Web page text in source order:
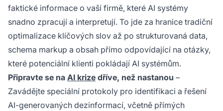
faktické informace o vaší firmě, které AI systémy
snadno zpracují a interpretují. To jde za hranice tradiční
optimalizace klíčových slov až po strukturovaná data,
schema markup a obsah přímo odpovídající na otázky,
které potenciální klienti pokládají AI systémům.
Připravte se na AI krize dříve, než nastanou –
Zavádějte speciální protokoly pro identifikaci a řešení
AI-generovaných dezinformací, včetně přímých